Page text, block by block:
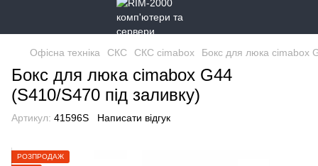
Офісна техніка СКС СКС cimabox Бокс для люка cimabox
Бокс для люка cimabox G44
(S410/S470 під заливку)
Артикул: 41596S Написати відгук
РОЗПРОДАЖ